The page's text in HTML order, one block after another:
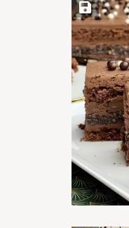
Save Recipe